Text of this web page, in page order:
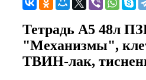
Тетрадь А5 48л
"Механизмы",
ТВИН-лак,